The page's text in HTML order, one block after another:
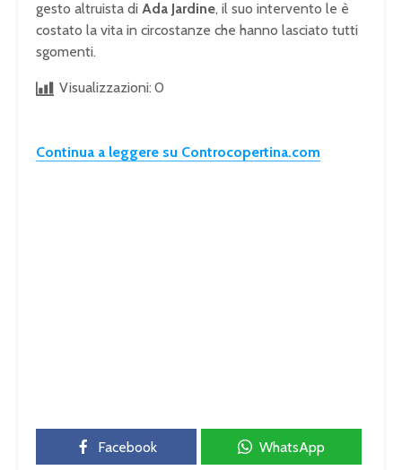
gesto altruista di Ada Jardine, il suo intervento le è
costato la vita in circostanze che hanno lasciato tutti
sgomenti.
Visualizzazioni: 0
Continua a leggere su Controcopertina.com
Facebook WhatsApp